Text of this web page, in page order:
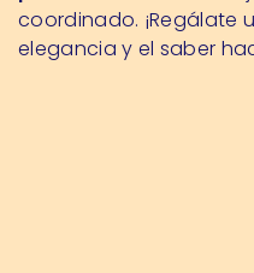
coordinado. ¡Regálate
elegancia y el saber